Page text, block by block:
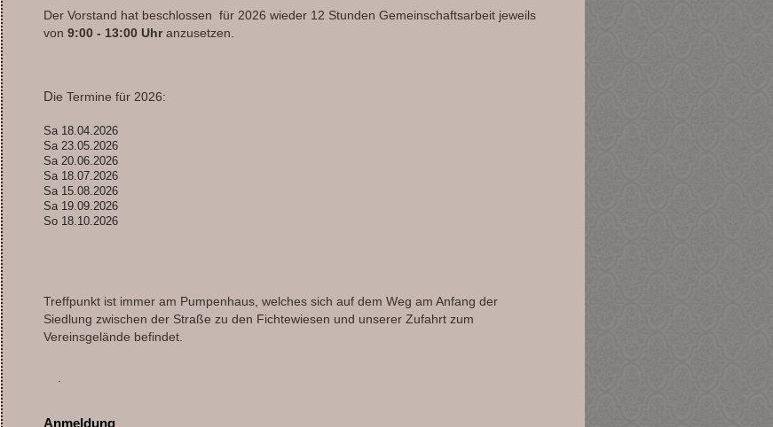
Der Vorstand hat beschlossen für 2026 wieder 12 Stunden Gemeinschaftsarbeit jeweils
von9:00 - 13:00 Uhranzusetzen.
Die Termine für 2026:
Sa 18.04.2026
Sa 23.05.2026
Sa 20.06.2026
Sa 18.07.2026
Sa 15.08.2026
Sa 19.09.2026
So 18.10.2026
Treffpunkt ist immer am Pumpenhaus, welches sich auf dem Weg am Anfang der
Siedlung zwischen der Straße zu den Fichtewiesen und unserer Zufahrt zum
Vereinsgelände befindet.
Anmeldung